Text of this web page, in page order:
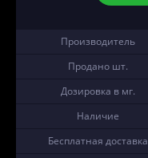
Производитель
Продано шт.
Дозировка в мг.
Наличие
Бесплатная доставка